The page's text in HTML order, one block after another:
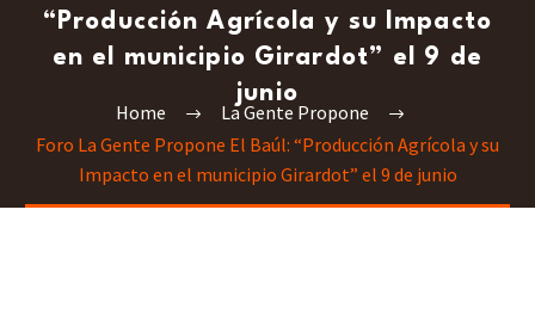
“Producción Agrícola y su Impacto
en el municipio Girardot” el 9 de
junio
Home
La Gente Propone
Foro La Gente Propone El Baúl: “Producción Agrícola y su
Impacto en el municipio Girardot” el 9 de junio